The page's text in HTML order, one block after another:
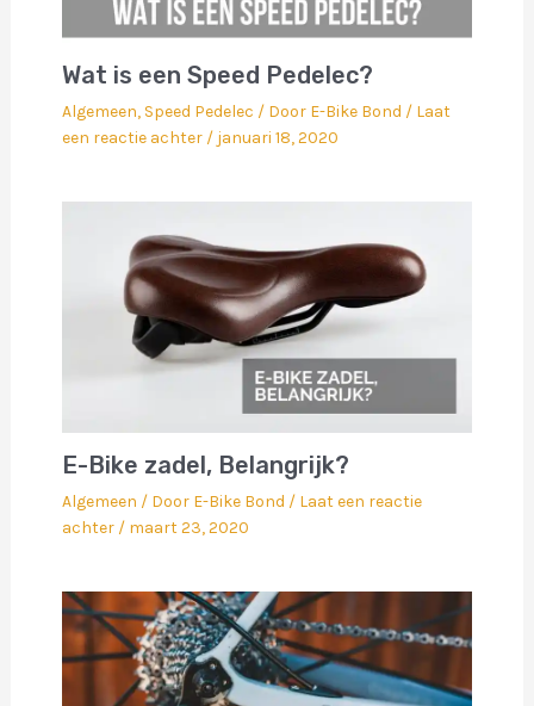
Wat is een Speed Pedelec?
Algemeen, Speed Pedelec / Door E-Bike Bond / Laat
een reactie achter / januari 18, 2020
E-Bike zadel, Belangrijk?
Algemeen / Door E-Bike Bond / Laat een reactie
achter / maart 23, 2020